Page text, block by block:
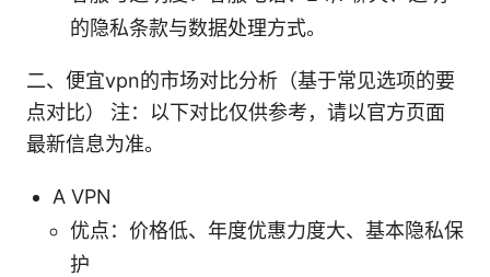
的隐私条款与数据处理方式。
二、便宜vpn的市场对比分析（基于常见选项的要
点对比） 注：以下对比仅供参考，请以官方页面
最新信息为准。
A VPN
优点：价格低、年度优惠力度大、基本隐私保
护